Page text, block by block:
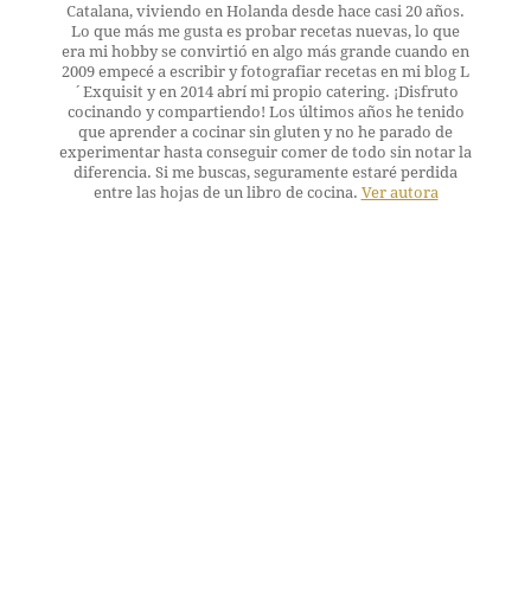
Catalana, viviendo en Holanda desde hace casi 20 años.
Lo que más me gusta es probar recetas nuevas, lo que
era mi hobby se convirtió en algo más grande cuando en
2009 empecé a escribir y fotografiar recetas en mi blog L
´Exquisit y en 2014 abrí mi propio catering. ¡Disfruto
cocinando y compartiendo! Los últimos años he tenido
que aprender a cocinar sin gluten y no he parado de
experimentar hasta conseguir comer de todo sin notar la
diferencia. Si me buscas, seguramente estaré perdida
entre las hojas de un libro de cocina. Ver autora